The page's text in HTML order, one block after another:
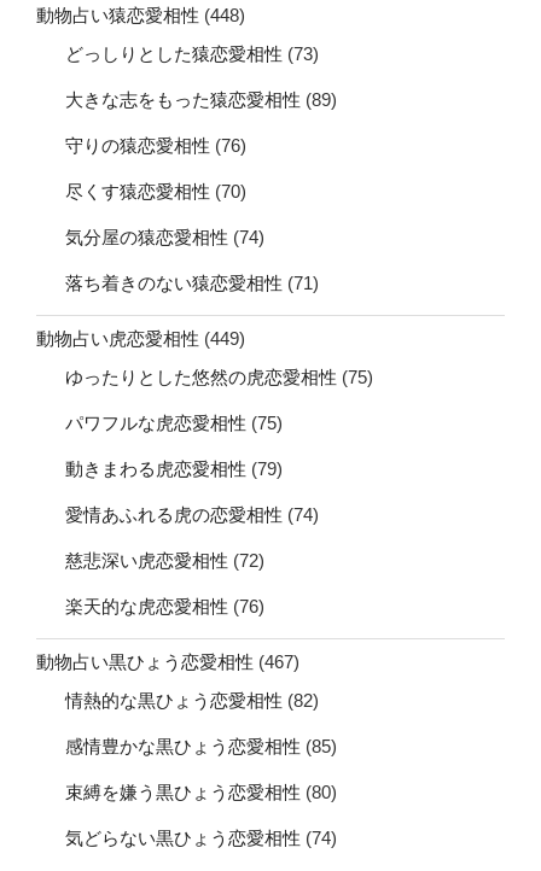
動物占い猿恋愛相性 (448)
どっしりとした猿恋愛相性 (73)
大きな志をもった猿恋愛相性 (89)
守りの猿恋愛相性 (76)
尽くす猿恋愛相性 (70)
気分屋の猿恋愛相性 (74)
落ち着きのない猿恋愛相性 (71)
動物占い虎恋愛相性 (449)
ゆったりとした悠然の虎恋愛相性 (75)
パワフルな虎恋愛相性 (75)
動きまわる虎恋愛相性 (79)
愛情あふれる虎の恋愛相性 (74)
慈悲深い虎恋愛相性 (72)
楽天的な虎恋愛相性 (76)
動物占い黒ひょう恋愛相性 (467)
情熱的な黒ひょう恋愛相性 (82)
感情豊かな黒ひょう恋愛相性 (85)
束縛を嫌う黒ひょう恋愛相性 (80)
気どらない黒ひょう恋愛相性 (74)